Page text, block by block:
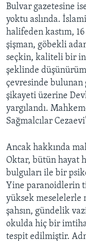
Bulvar gazetesine
yoktu aslında.
halifeden kastım,
şişman, göbekli
seçkin, kaliteli bir
şeklinde
çevresinde bulunan
şikayeti üzerine
yargılandı.
Sağmalcılar
Ancak hakkında
Oktar, bütün hayat
bulguları ile bir
Yine paranoidlerin
yüksek meselelerle
şahsın, gündelik
okulda hiç bir
tespit edilmiştir.